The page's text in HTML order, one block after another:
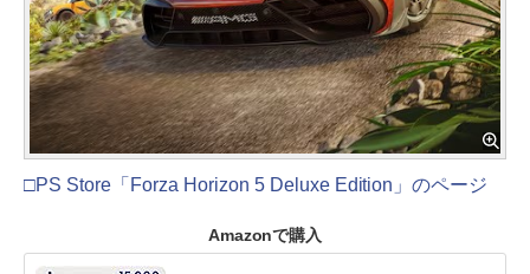
□PS Store「Forza Horizon 5 Deluxe Edition」のページ
Amazonで購入